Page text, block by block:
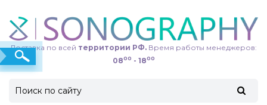
Доставка по всей территории РФ. Время работы менеджеров:
0800 - 1800